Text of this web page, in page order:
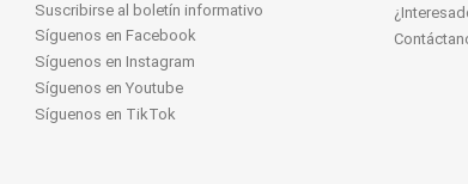
Suscribirse al boletín informativo
Síguenos en Facebook
Síguenos en Instagram
Síguenos en Youtube
Síguenos en TikTok